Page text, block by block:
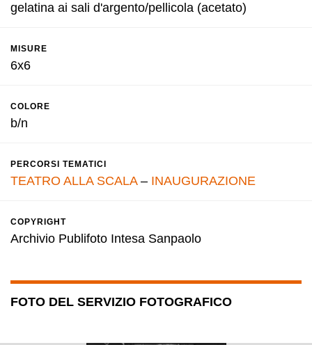
gelatina ai sali d'argento/pellicola (acetato)
MISURE
6x6
COLORE
b/n
PERCORSI TEMATICI
TEATRO ALLA SCALA– INAUGURAZIONE
COPYRIGHT
Archivio Publifoto Intesa Sanpaolo
FOTO DEL SERVIZIO FOTOGRAFICO